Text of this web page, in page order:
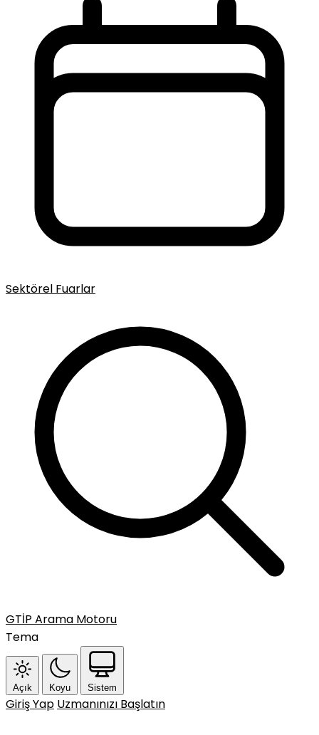
Sektörel Fuarlar
GTİP Arama Motoru
Tema
Açık Koyu Sistem
Giriş Yap Uzmanınızı Başlatın